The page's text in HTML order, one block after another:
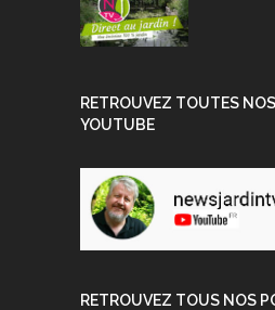
RETROUVEZ TOUTES
YOUTUBE
RETROUVEZ TOUS NOS